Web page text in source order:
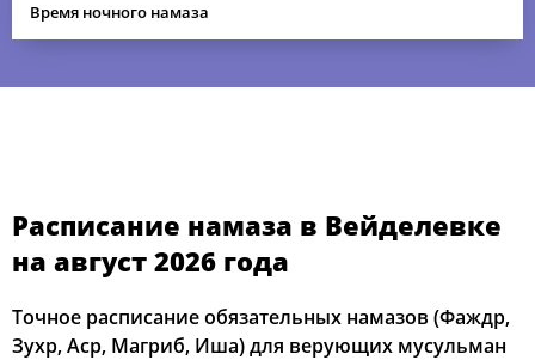
Время ночного намаза
Расписание намаза в Вейделевке
на август 2026 года
Точное расписание обязательных намазов (Фаждр,
Зухр, Аср, Магриб, Иша) для верующих мусульман